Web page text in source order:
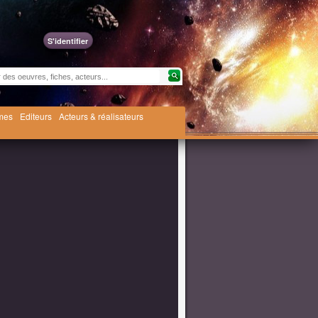
S'identifier
Editeurs Acteurs & réalisateurs